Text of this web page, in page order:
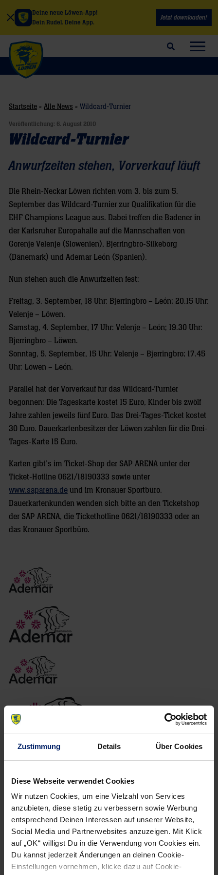
Zustimmung Details Über Cookies
Diese Webseite verwendet Cookies
Wir nutzen Cookies, um eine Vielzahl von Services
anzubieten, diese stetig zu verbessern sowie Werbung
entsprechend Deinen Interessen auf unserer Website,
Social Media und Partnerwebsites anzuzeigen. Mit Klick
auf „OK“ willigst Du in die Verwendung von Cookies ein.
Du kannst jederzeit Änderungen an deinen Cookie-
Einstellungen vornehmen, klicke dazu auf Cookie-
Deine neue Löwen-App!
Dein Rudel. Deine App.
Jetzt downloaden!
Suchfeld öffnen
Startseite » Alle News » Wildcard-Turnier
Veröffentlichung: 6. August 2010
Wildcard-Turnier
Anwurfzeiten stehen, Vorverkauf läuft
Die Rhein-Neckar Löwen richten vom 3. bis zum 5.
September das Wildcard-Turnier zur Qualifikation für die
EHF Champions League aus. Dabei treffen die Badener in
der Karlsruher Europahalle auf die Mannschaften von
Gorenje Velenje (Slowenien), Bjerringbro-Silkeborg
(Dänemark) und Ademar León (Spanien).
Nun stehen auch die Anwurfzeiten fest:
Freitag, 3. September, 18 Uhr: Bjerringbro – León; 20.15 Uhr:
Velenje – Löwen.
Samstag, 4. September, 17 Uhr: Velenje – León; 19.30 Uhr:
Bjerringbro – Löwen.
Sonntag, 5. September, 15 Uhr: Velenje – Bjerringbro; 17.45
Uhr: Löwen – León.
Parallel hat der Vorverkauf für das Wildcard-Turnier
begonnen: Die Tageskarte kostet 15 Euro, Kinder bis zwölf
Jahre zahlen jeweils fünf Euro. Das Drei-Tages-Ticket kostet
30 Euro. Dauerkartenbesitzer der Löwen zahlen für die Drei-
Tages-Karte 15 Euro.
Karten gibt’s im Ticket-Shop der SAP ARENA unter der
Ticket-Hotline 0621/18190333 sowie unter
www.saparena.de und im Kronauer Sportbüro.
Dauerkartenkunden wenden sich bitte an den Ticketshop
der SAP ARENA, die Tickethotline 0621/18190333 oder an
das Kronauer Sportbüro.
NEWSLETTER